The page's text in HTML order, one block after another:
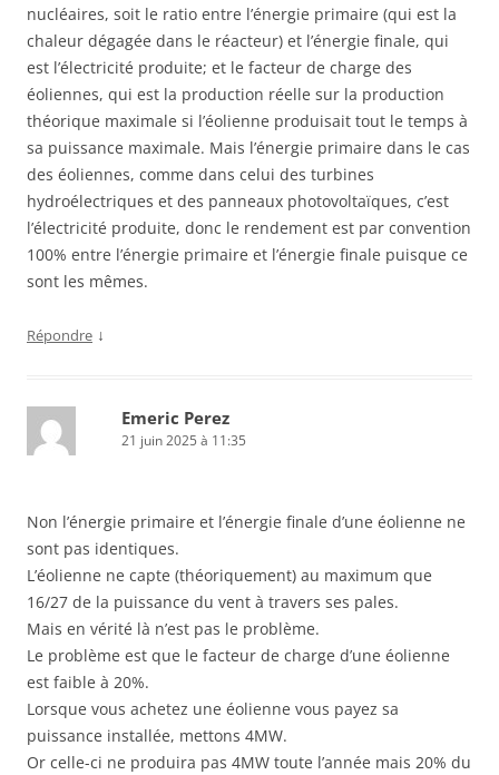
nucléaires, soit le ratio entre l’énergie primaire (qui est la
chaleur dégagée dans le réacteur) et l’énergie finale, qui
est l’électricité produite; et le facteur de charge des
éoliennes, qui est la production réelle sur la production
théorique maximale si l’éolienne produisait tout le temps à
sa puissance maximale. Mais l’énergie primaire dans le cas
des éoliennes, comme dans celui des turbines
hydroélectriques et des panneaux photovoltaïques, c’est
l’électricité produite, donc le rendement est par convention
100% entre l’énergie primaire et l’énergie finale puisque ce
sont les mêmes.
Répondre ↓
Emeric Perez
21 juin 2025 à 11:35
Non l’énergie primaire et l’énergie finale d’une éolienne ne
sont pas identiques.
L’éolienne ne capte (théoriquement) au maximum que
16/27 de la puissance du vent à travers ses pales.
Mais en vérité là n’est pas le problème.
Le problème est que le facteur de charge d’une éolienne
est faible à 20%.
Lorsque vous achetez une éolienne vous payez sa
puissance installée, mettons 4MW.
Or celle-ci ne produira pas 4MW toute l’année mais 20% du